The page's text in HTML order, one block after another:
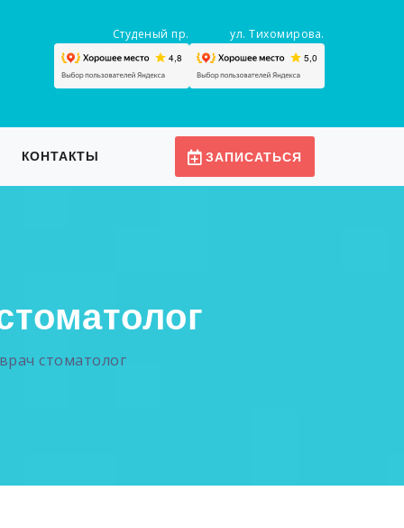
Студеный пр. ул. Тихомирова.
КОНТАКТЫ ЗАПИСАТЬСЯ
стоматолог